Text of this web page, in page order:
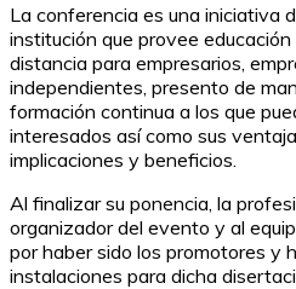
La conferencia es una iniciativa
institución que provee
distancia para empresarios,
independientes, presento de
formación continua a los que
interesados así como sus
implicaciones y beneficios.
Al finalizar su ponencia, la
organizador del evento y al
por haber sido los promotores y
instalaciones para dicha